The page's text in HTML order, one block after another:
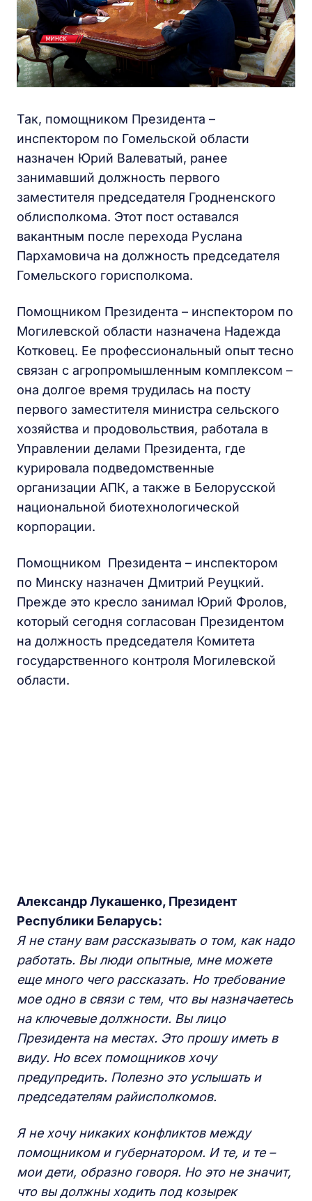
Так, помощником Президента –
инспектором по Гомельской области
назначен Юрий Валеватый, ранее
занимавший должность первого
заместителя председателя Гродненского
облисполкома. Этот пост оставался
вакантным после перехода Руслана
Пархамовича на должность председателя
Гомельского горисполкома.
Помощником Президента – инспектором по
Могилевской области назначена Надежда
Котковец. Ее профессиональный опыт тесно
связан с агропромышленным комплексом –
она долгое время трудилась на посту
первого заместителя министра сельского
хозяйства и продовольствия, работала в
Управлении делами Президента, где
курировала подведомственные
организации АПК, а также в Белорусской
национальной биотехнологической
корпорации.
Помощником Президента – инспектором
по Минску назначен Дмитрий Реуцкий.
Прежде это кресло занимал Юрий Фролов,
который сегодня согласован Президентом
на должность председателя Комитета
государственного контроля Могилевской
области.
Александр Лукашенко, Президент
Республики Беларусь:
Я не стану вам рассказывать о том, как надо
работать. Вы люди опытные, мне можете
еще много чего рассказать. Но требование
мое одно в связи с тем, что вы назначаетесь
на ключевые должности. Вы лицо
Президента на местах. Это прошу иметь в
виду. Но всех помощников хочу
предупредить. Полезно это услышать и
председателям райисполкомов.
Я не хочу никаких конфликтов между
помощником и губернатором. И те, и те –
мои дети, образно говоря. Но это не значит,
что вы должны ходить под козырек